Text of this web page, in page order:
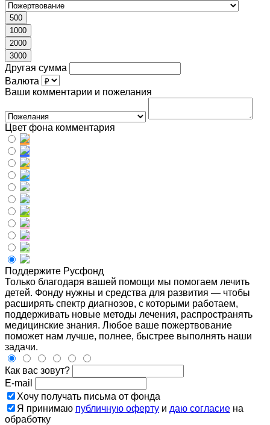
500
1000
2000
3000
Другая сумма
Валюта
Ваши комментарии и пожелания
Цвет фона комментария
Поддержите Русфонд
Только благодаря вашей помощи мы помогаем лечить
детей. Фонду нужны и средства для развития — чтобы
расширять спектр диагнозов, с которыми работаем,
поддерживать новые методы лечения, распространять
медицинские знания. Любое ваше пожертвование
поможет нам лучше, полнее, быстрее выполнять наши
задачи.
Как вас зовут?
E-mail
Хочу получать письма от фонда
Я принимаю публичную оферту и даю согласие на
обработку